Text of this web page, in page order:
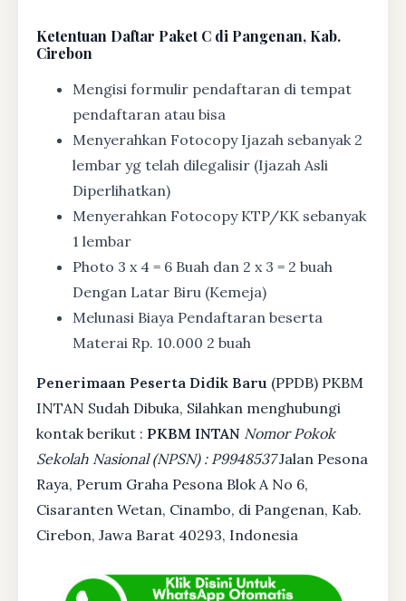
Ketentuan Daftar Paket C di Pangenan, Kab.
Cirebon
Mengisi formulir pendaftaran di tempat
pendaftaran atau bisa
Menyerahkan Fotocopy Ijazah sebanyak 2
lembar yg telah dilegalisir (Ijazah Asli
Diperlihatkan)
Menyerahkan Fotocopy KTP/KK sebanyak
1 lembar
Photo 3 x 4 = 6 Buah dan 2 x 3 = 2 buah
Dengan Latar Biru (Kemeja)
Melunasi Biaya Pendaftaran beserta
Materai Rp. 10.000 2 buah
Penerimaan Peserta Didik Baru (PPDB) PKBM
INTAN Sudah Dibuka, Silahkan menghubungi
kontak berikut : PKBM INTAN Nomor Pokok
Sekolah Nasional (NPSN) : P9948537Jalan Pesona
Raya, Perum Graha Pesona Blok A No 6,
Cisaranten Wetan, Cinambo, di Pangenan, Kab.
Cirebon, Jawa Barat 40293, Indonesia